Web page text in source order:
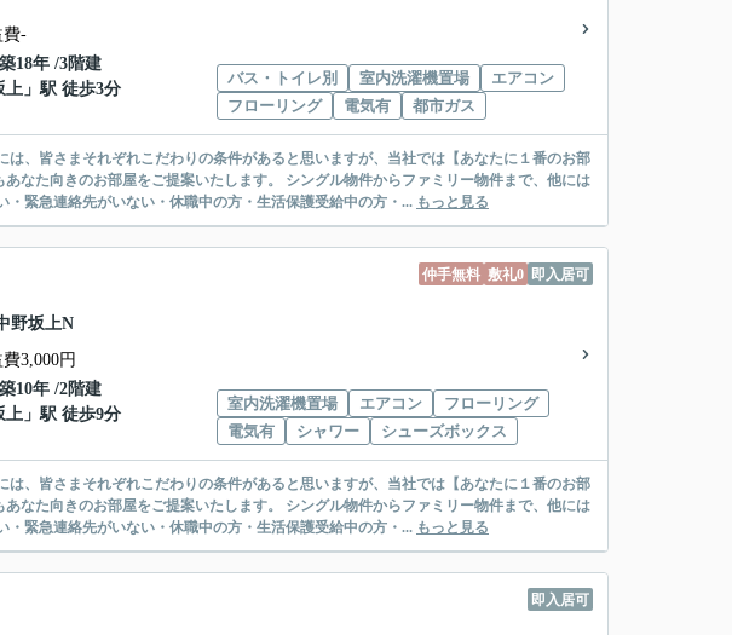
費-
18年 /3階建
上 」駅 徒歩3分
バス・トイレ別 室内洗濯機置場
エアコン
フローリング
電気有 都市ガス
たします。 シングル物件からファミリー物件まで、他には
紹介しております。 保証人がいない・緊急連絡先がいない・休職中の方・生活保護受給中の方・... もっと見る
仲手無料 敷礼0 即入居可
野坂上N
3,000円
10年 /2階建
上 」駅 徒歩9分
室内洗濯機置場 エアコン
フローリング
電気有
シャワー シューズボックス
たします。 シングル物件からファミリー物件まで、他には
紹介しております。 保証人がいない・緊急連絡先がいない・休職中の方・生活保護受給中の方・... もっと見る
即入居可